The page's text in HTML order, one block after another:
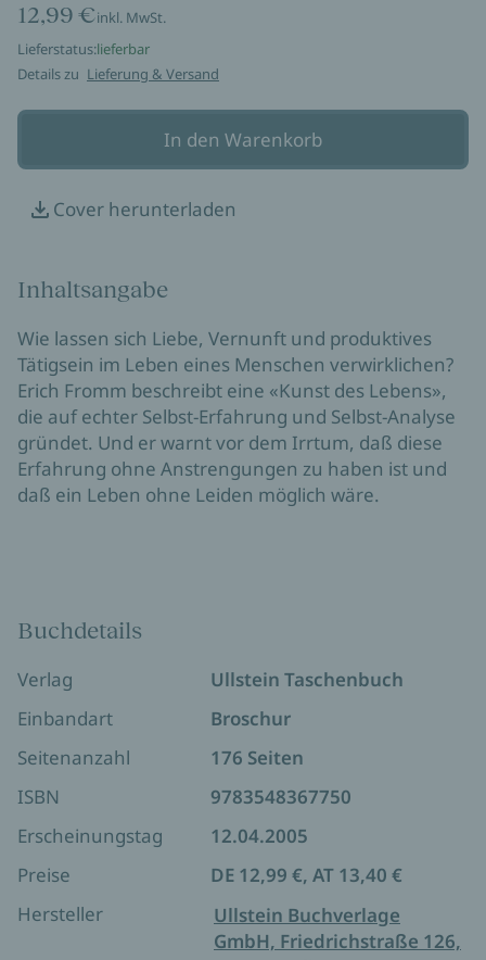
12,99 €inkl. MwSt.
Lieferstatus:lieferbar
Details zu Lieferung & Versand
In den Warenkorb
Cover herunterladen
Inhaltsangabe
Wie lassen sich Liebe, Vernunft und produktives
Tätigsein im Leben eines Menschen verwirklichen?
Erich Fromm beschreibt eine «Kunst des Lebens»,
die auf echter Selbst-Erfahrung und Selbst-Analyse
gründet. Und er warnt vor dem Irrtum, daß diese
Erfahrung ohne Anstrengungen zu haben ist und
daß ein Leben ohne Leiden möglich wäre.
Buchdetails
Verlag
Ullstein Taschenbuch
Einbandart
Broschur
Seitenanzahl
176 Seiten
ISBN
9783548367750
Erscheinungstag
12.04.2005
Preise
DE 12,99 €, AT 13,40 €
Hersteller
Ullstein Buchverlage
GmbH, Friedrichstraße 126,